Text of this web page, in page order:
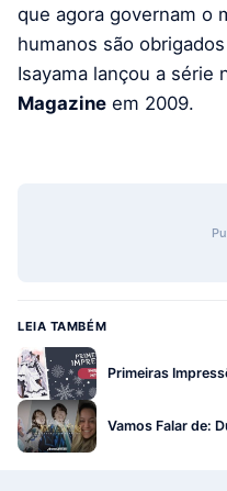
que agora governam o
humanos são
Isayama lançou a série
Magazine em 2009.
LEIA TAMBÉM
Primeiras
Vamos Falar de: